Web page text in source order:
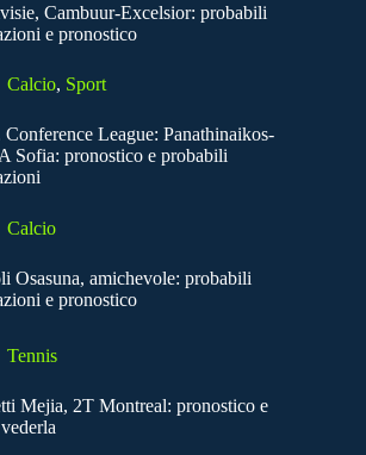
Cambuur-Excelsior: probabili
e pronostico
Calcio, Sport
Conference League: Panathinaikos-
Sofia: pronostico e probabili
Calcio
Osasuna, amichevole: probabili
e pronostico
Tennis
Mejia, 2T Montreal: pronostico e